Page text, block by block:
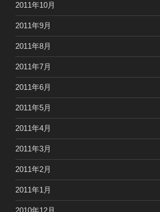
2011年10月
2011年9月
2011年8月
2011年7月
2011年6月
2011年5月
2011年4月
2011年3月
2011年2月
2011年1月